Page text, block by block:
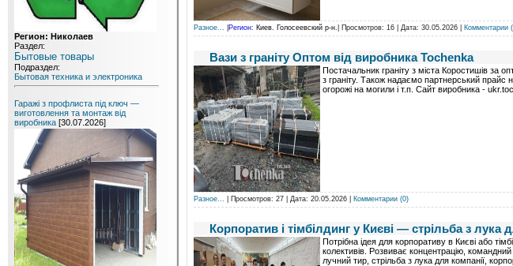
Регион: Николаев
Раздел:
Бытовые товары
Подраздел:
Бытовая техника и электроника
Гаражі з профлиста під ключ —
виготовлення та монтаж від
виробника [30.07.2026]
Разное... Регион: Киев. Голосеевский р-н. | Просмотров: 16 | Дата: 30.05.2026 Комментарии
Вази з граніту Оптом від виробника Tochenka
Постачальник граніту з міста Коростишів за
з граніту. Також надаємо партнерський прайс
огорожі на могили і т.п. Сайт виробника -
Разное... | Просмотров: 27 | Дата: 20.05.2026 Комментарии (0)
Корпоратив і тімбілдинг у Києві — стрільба з лука
Потрібна ідея для корпоративу в Києві або
колективів. Розвиває концентрацію,
лучний тир, стрільба з лука для компанії,